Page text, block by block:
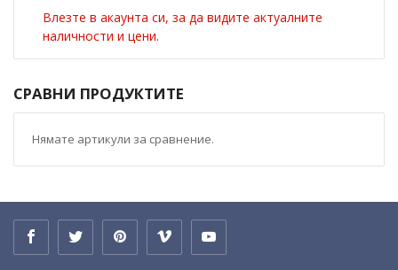
Влезте в акаунта си, за да видите актуалните
наличности и цени.
СРАВНИ ПРОДУКТИТЕ
Нямате артикули за сравнение.